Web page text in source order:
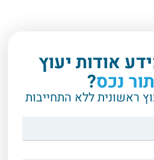
אודות יעוץ
נכס?
ראשונית ללא התחייבות